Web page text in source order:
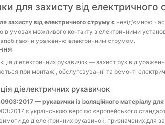
для захисту від електричного
захисту від електричного струму єневід'ємною
в умовах можливого контакту з електричними
ураженню електричним струмом.
діелектричних рукавичок — захист рук від
при монтажі, обслуговуванні та ремонті
діелектричних рукавичок
— рукавички із ізоляційного матеріалу
є українською версією європейського
до діелектричних рукавичок, призначених для